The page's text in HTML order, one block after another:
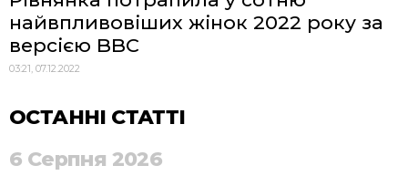
найвпливовіших жінок 2022 року за
версією BBС
03:21, 07.12.2022
ОСТАННІ СТАТТІ
6 Серпня 2026